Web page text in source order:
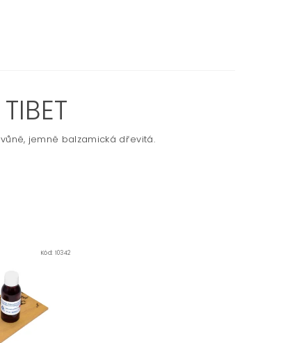
jemně balzamická dřevitá.
Kód: 10342